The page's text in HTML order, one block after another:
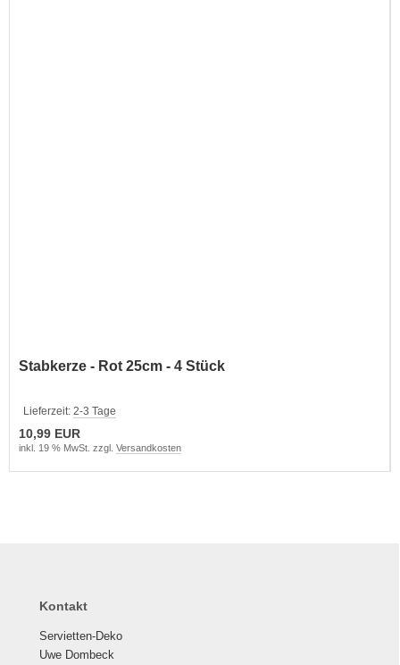
Stabkerze - Rot 25cm - 4 Stück
Lieferzeit: 2-3 Tage
10,99 EUR
inkl. 19 % MwSt. zzgl. Versandkosten
Kontakt
Servietten-Deko
Uwe Dombeck